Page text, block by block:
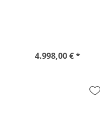
4.998,00 € *